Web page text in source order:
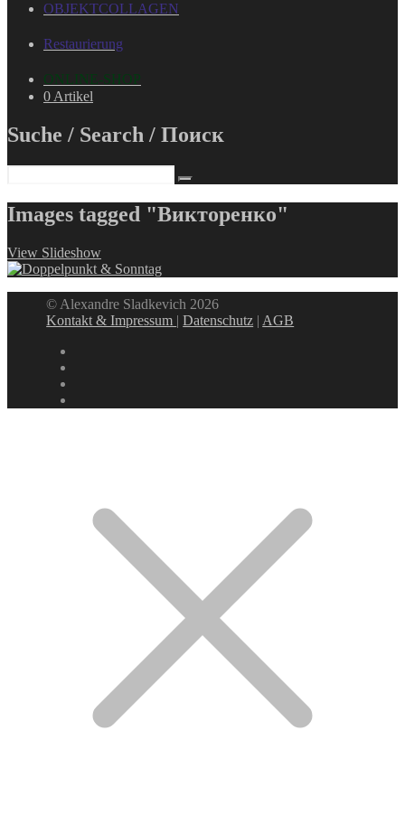
OBJEKTCOLLAGEN
Restaurierung
ONLINE-SHOP
0 Artikel
Suche / Search / Поиск
Images tagged "Викторенко"
View Slideshow
© Alexandre Sladkevich 2026
Kontakt & Impressum |Datenschutz | AGB